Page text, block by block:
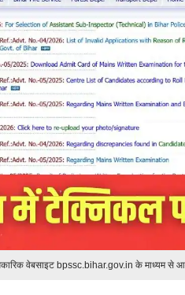
वेबसाइट bpssc.bihar.gov.in के माध्यम